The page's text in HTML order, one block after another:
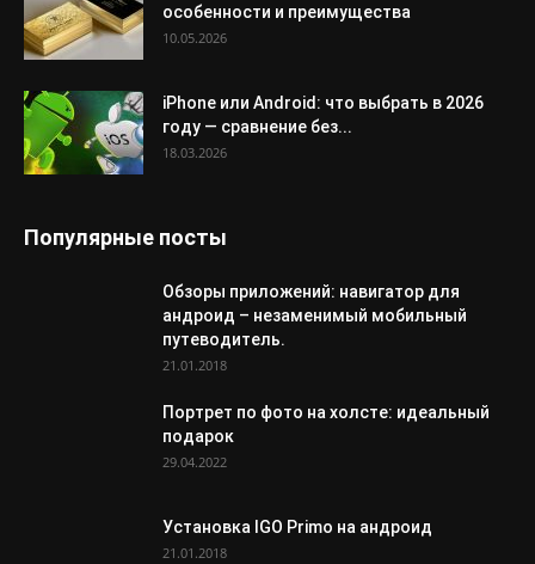
особенности и преимущества
10.05.2026
iPhone или Android: что выбрать в 2026
году — сравнение без...
18.03.2026
Популярные посты
Обзоры приложений: навигатор для
андроид – незаменимый мобильный
путеводитель.
21.01.2018
Портрет по фото на холсте: идеальный
подарок
29.04.2022
Установка IGO Primo на андроид
21.01.2018